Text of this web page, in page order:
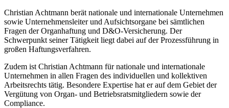
Christian Achtmann berät nationale und internationale Unternehmen
sowie Unternehmensleiter und Aufsichtsorgane bei sämtlichen
Fragen der Organhaftung und D&O-Versicherung. Der
Schwerpunkt seiner Tätigkeit liegt dabei auf der Prozessführung in
großen Haftungsverfahren.
Zudem ist Christian Achtmann für nationale und internationale
Unternehmen in allen Fragen des individuellen und kollektiven
Arbeitsrechts tätig. Besondere Expertise hat er auf dem Gebiet der
Vergütung von Organ- und Betriebsratsmitgliedern sowie der
Compliance.